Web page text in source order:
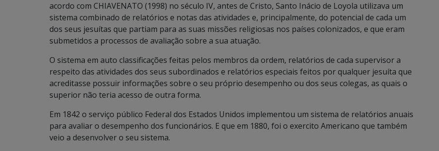
acordo com CHIAVENATO (1998) no século IV, antes de Cristo, Santo Inácio de Loyola utilizava um
sistema combinado de relatórios e notas das atividades e, principalmente, do potencial de cada um
dos seus jesuítas que partiam para as suas missões religiosas nos países colonizados, e que eram
submetidos a processos de avaliação sobre a sua atuação.
O sistema em auto classificações feitas pelos membros da ordem, relatórios de cada supervisor a
respeito das atividades dos seus subordinados e relatórios especiais feitos por qualquer jesuíta que
acreditasse possuir informações sobre o seu próprio desempenho ou dos seus colegas, as quais o
superior não teria acesso de outra forma.
Em 1842 o serviço público Federal dos Estados Unidos implementou um sistema de relatórios anuais
para avaliar o desempenho dos funcionários. E que em 1880, foi o exercito Americano que também
veio a desenvolver o seu sistema.